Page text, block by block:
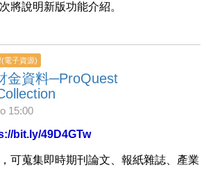
將說明新版功能介紹。
電子資源)
金資料─ProQuest
15:00
bit.ly/49D4GTw
可蒐集即時期刊論文、報紙雜誌、產業